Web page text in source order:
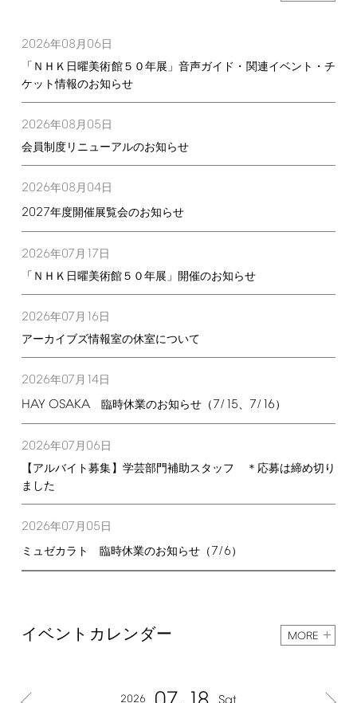
2026年08月 06日
「ＮＨＫ日曜美術館５０年展」音声ガイド・関連イベント・チ
ケット情報のお知らせ
2026年08月 05日
会員制度リニューアルのお知らせ
2026年08月 04日
2027年度開催展覧会のお知らせ
2026年07月 17日
「ＮＨＫ日曜美術館５０年展」開催のお知らせ
2026年07月 16日
アーカイブズ情報室の休室について
2026年07月 14日
HAY OSAKA臨時休業のお知らせ（7/15、 7/16）
2026年07月 06日
【アルバイト募集】学芸部門補助スタッフ ＊応募は締め切り
ました
2026年07月 05日
ミュゼカラト 臨時休業のお知らせ（7/6）
イベントカレンダー MORE
2026